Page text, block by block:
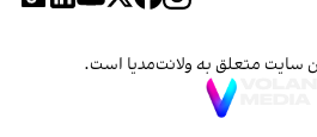
سایت متعلق به ولانت‌مدیا است.